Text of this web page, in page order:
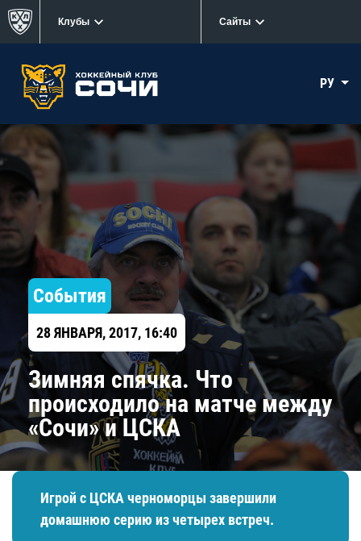
Клубы Сайты
РУ
События
28 ЯНВАРЯ, 2017, 16:40
Зимняя спячка. Что
происходило на матче между
«Сочи» и ЦСКА
Игрой с ЦСКА черноморцы завершили
домашнюю серию из четырех встреч.